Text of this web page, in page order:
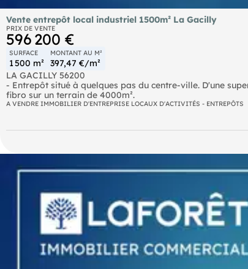
Vente entrepôt local industriel 1500m² La Gacilly
PRIX DE VENTE
596 200 €
SURFACE
1 500 m²
MONTANT AU M²
397,47 €/m²
LA GACILLY 56200
- Entrepôt situé à quelques pas du centre-ville. D'une
fibro sur un terrain de 4000m².
A VENDRE IMMOBILIER D'ENTREPRISE LOCAUX D'ACTIVITÉS - ENTREPÔTS